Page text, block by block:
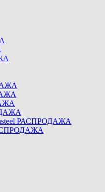
РАСПРОДАЖА